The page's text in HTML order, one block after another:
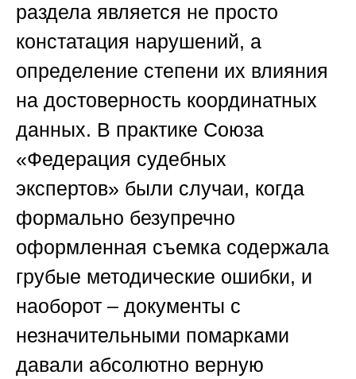
раздела является не просто
констатация нарушений, а
определение степени их влияния
на достоверность координатных
данных. В практике Союза
«Федерация судебных
экспертов» были случаи, когда
формально безупречно
оформленная съемка содержала
грубые методические ошибки, и
наоборот – документы с
незначительными помарками
давали абсолютно верную